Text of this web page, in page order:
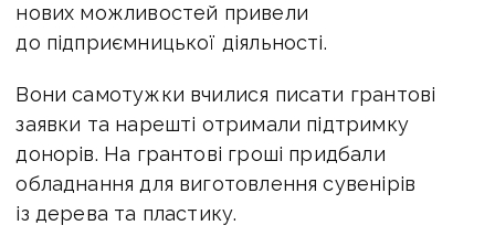
нових можливостей привели
до підприємницької діяльності.
Вони самотужки вчилися писати грантові
заявки та нарешті отримали підтримку
донорів. На грантові гроші придбали
обладнання для виготовлення сувенірів
із дерева та пластику.